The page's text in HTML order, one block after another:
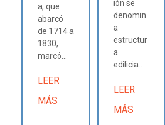
a, que
abarcó
de 1714 a
1830,
marcó...
LEER
MÁS
ión se
denomin
a
estructur
a
edilicia...
LEER
MÁS